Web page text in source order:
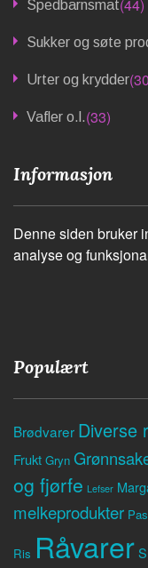
Spedbarnsmat(44)
Sukker og søte
Urter og krydder
Vafler o.l.(33)
Informasjon
Denne siden bruker
analyse og
Populært
Brødvarer Diverse
Frukt Gryn
og fjørfe Lefser
melkeprodukter
Ris Råvarer